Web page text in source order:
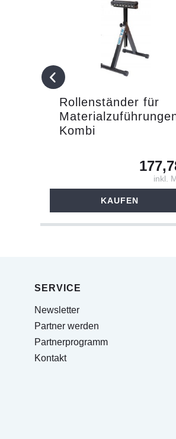
Rollenständer für
Kombi
inkl.
KAUFEN
SERVICE
Newsletter
Partner werden
Partnerprogramm
Kontakt